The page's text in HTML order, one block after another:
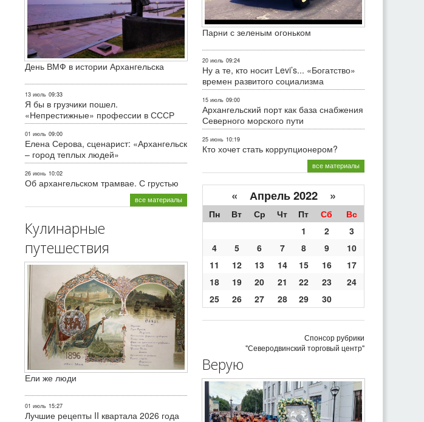
День ВМФ в истории Архангельска
13 июль 09:33
Я бы в грузчики пошел.
«Непрестижные» профессии в СССР
01 июль 09:00
Елена Серова, сценарист: «Архангельск
– город теплых людей»
26 июнь 10:02
Об архангельском трамвае. С грустью
все материалы
Кулинарные
путешествия
Ели же люди
01 июль 15:27
Лучшие рецепты II квартала 2026 года
Парни с зеленым огоньком
20 июль 09:24
Ну а те, кто носит Levi’s... «Богатство»
времен развитого социализма
15 июль 09:00
Архангельский порт как база снабжения
Северного морского пути
25 июнь 10:19
Кто хочет стать коррупционером?
все материалы
« Апрель 2022 »
Пн Вт Ср Чт Пт Сб
Вс
1
2
3
4
5 6 7 8 9
10
11
12 13 14 15 16
17
18
19 20 21 22 23
24
25
26 27 28 29 30
Спонсор рубрики
"Северодвинский торговый центр"
Верую